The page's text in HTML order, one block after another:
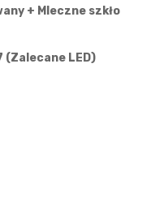
+ Mleczne szkło
(Zalecane LED)